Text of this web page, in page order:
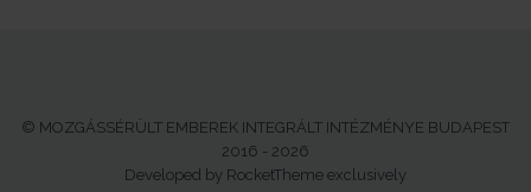
© MOZGÁSSÉRÜLT EMBEREK INTEGRÁLT INTÉZMÉNYE BUDAPEST
2016 - 2026
Developed by RocketTheme exclusively